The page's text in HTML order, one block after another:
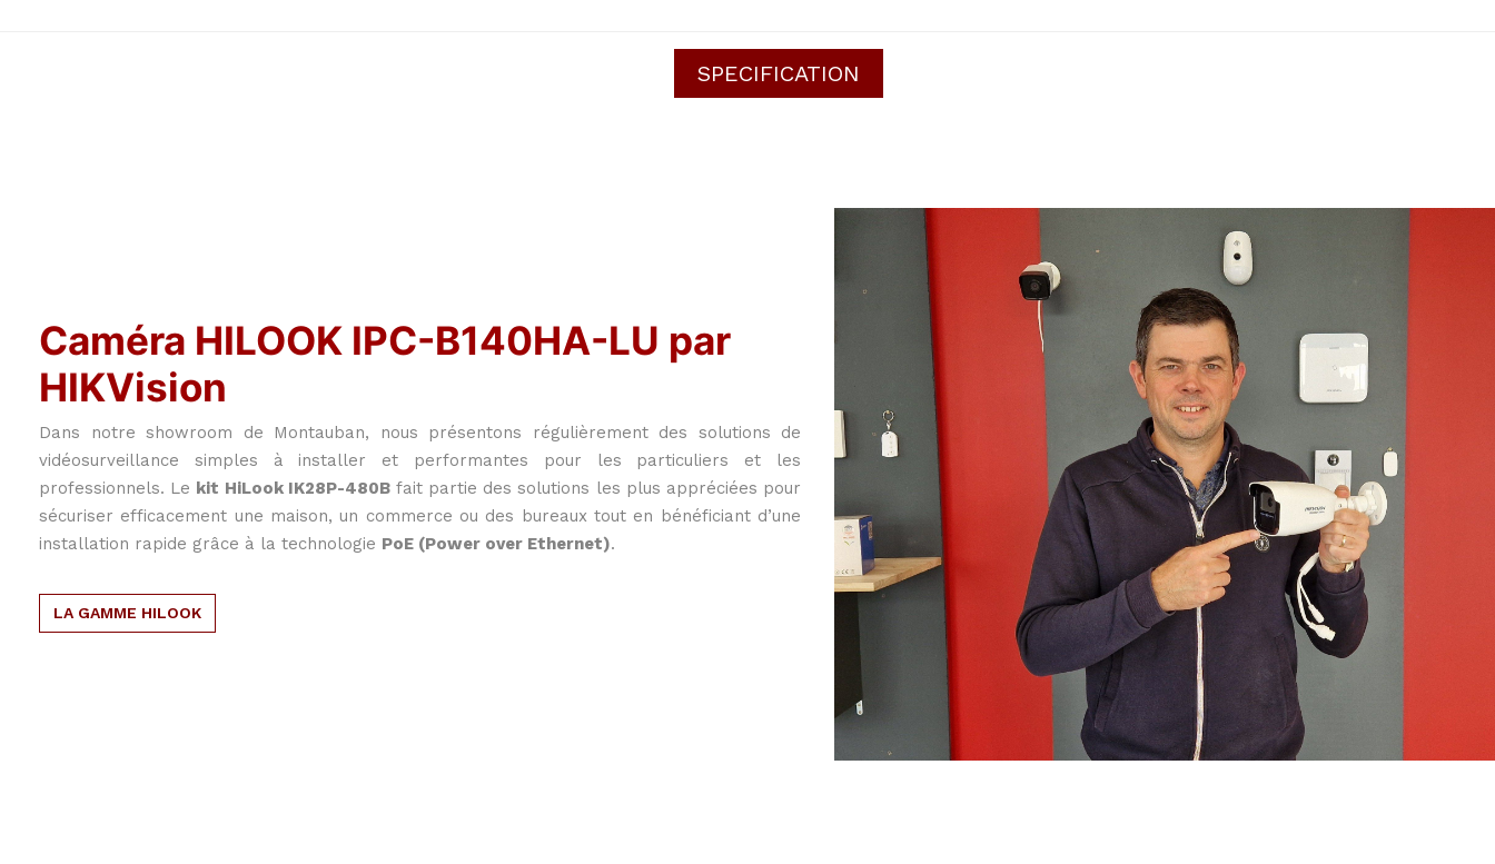
SPECIFICATION
Caméra HILOOK IPC-B140HA-LU par
HIKVision
Dans notre showroom de Montauban, nous présentons régulièrement des solutions de
vidéosurveillance simples à installer et performantes pour les particuliers et les
professionnels. Le kit HiLook IK28P-480Bfait partie des solutions les plus appréciées pour
sécuriser efficacement une maison, un commerce ou des bureaux tout en bénéficiant d’une
installation rapide grâce à la technologie PoE (Power over Ethernet).
LA GAMME HILOOK